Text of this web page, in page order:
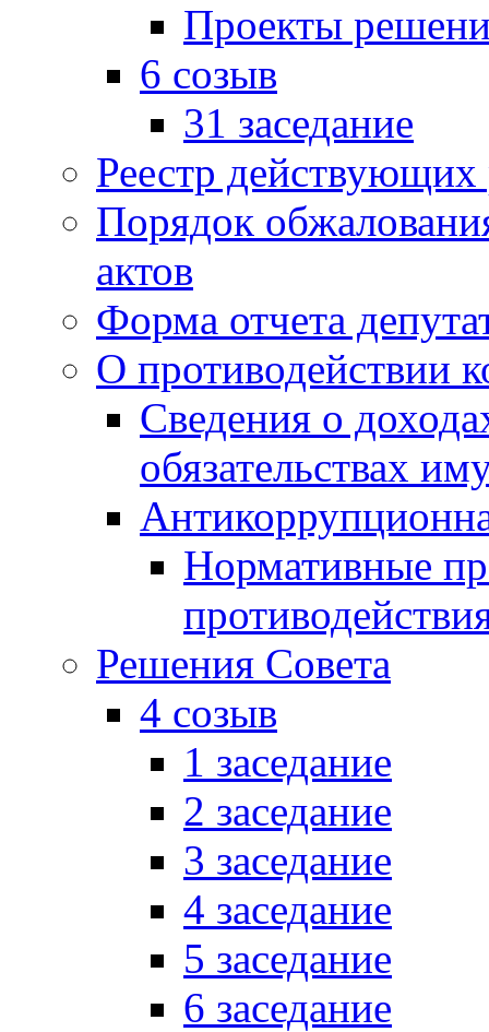
Проекты
6 созыв
31 заседание
Реестр
Порядок
актов
Форма отчета
О противодействии
Сведения о
обязательствах
Нормативные
Решения Совета
4 созыв
1 заседание
2 заседание
3 заседание
4 заседание
5 заседание
6 заседание